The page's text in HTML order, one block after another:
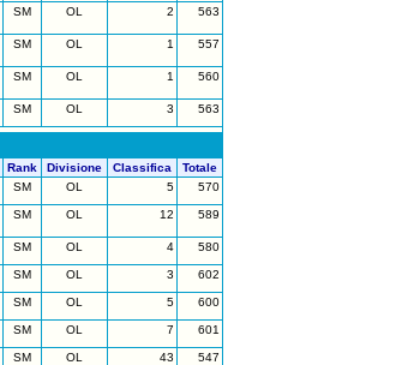
SM OL 2 563
SM OL 1 557
SM OL 1 560
SM OL 3 563
Rank Divisione Classifica
Totale
SM OL 5 570
SM OL 12 589
SM OL 4 580
SM OL 3 602
SM OL 5 600
SM OL 7 601
SM OL 43 547